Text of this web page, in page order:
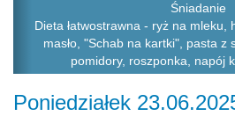
Śniadanie
Dieta łatwostrawna - ryż na mleku,
masło, "Schab na kartki", pasta z
pomidory, roszponka, napój
Poniedziałek